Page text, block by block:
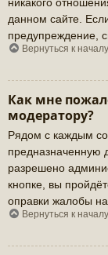
данном сайте.
предупреждение,
Вернуться к началу
Как мне
модератору?
Рядом с каждым
предназначенную
разрешено
кнопке, вы
оправки жалобы
Вернуться к началу